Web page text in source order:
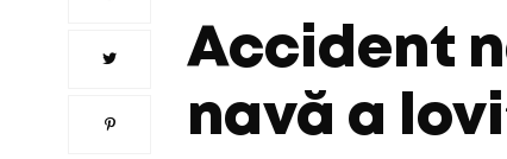
Accident
navă a